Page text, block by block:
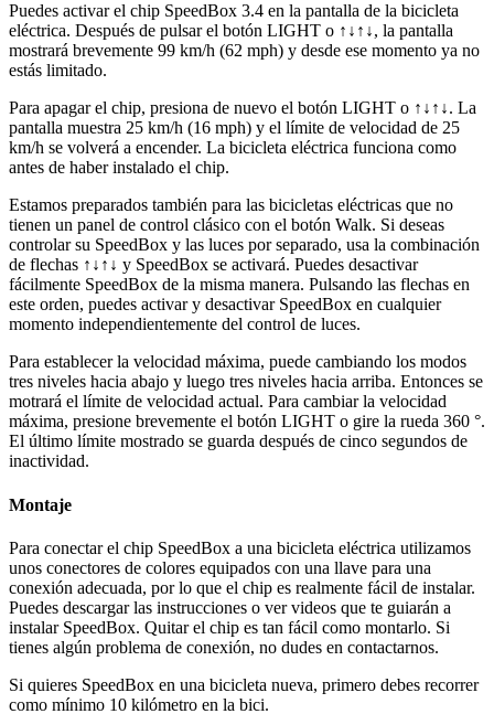
Puedes activar el chip SpeedBox 3.4 en la pantalla de la bicicleta
eléctrica. Después de pulsar el botón LIGHT o ↑↓↑↓, la pantalla
mostrará brevemente 99 km/h (62 mph) y desde ese momento ya no
estás limitado.
Para apagar el chip, presiona de nuevo el botón LIGHT o ↑↓↑↓. La
pantalla muestra 25 km/h (16 mph) y el límite de velocidad de 25
km/h se volverá a encender. La bicicleta eléctrica funciona como
antes de haber instalado el chip.
Estamos preparados también para las bicicletas eléctricas que no
tienen un panel de control clásico con el botón Walk. Si deseas
controlar su SpeedBox y las luces por separado, usa la combinación
de flechas ↑↓↑↓ y SpeedBox se activará. Puedes desactivar
fácilmente SpeedBox de la misma manera. Pulsando las flechas en
este orden, puedes activar y desactivar SpeedBox en cualquier
momento independientemente del control de luces.
Para establecer la velocidad máxima, puede cambiando los modos
tres niveles hacia abajo y luego tres niveles hacia arriba. Entonces se
motrará el límite de velocidad actual. Para cambiar la velocidad
máxima, presione brevemente el botón LIGHT o gire la rueda 360 °.
El último límite mostrado se guarda después de cinco segundos de
inactividad.
Montaje
Para conectar el chip SpeedBox a una bicicleta eléctrica utilizamos
unos conectores de colores equipados con una llave para una
conexión adecuada, por lo que el chip es realmente fácil de instalar.
Puedes descargar las instrucciones o ver videos que te guiarán a
instalar SpeedBox. Quitar el chip es tan fácil como montarlo. Si
tienes algún problema de conexión, no dudes en contactarnos.
Si quieres SpeedBox en una bicicleta nueva, primero debes recorrer
como mínimo 10 kilómetro en la bici.